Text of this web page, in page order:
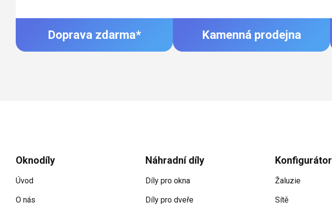
Doprava zdarma* Kamenná prodejna
Zápatí
Oknodíly
Úvod
O nás
Náhradní díly
Díly pro okna
Díly pro dveře
Konfigurátor
Žaluzie
Sítě